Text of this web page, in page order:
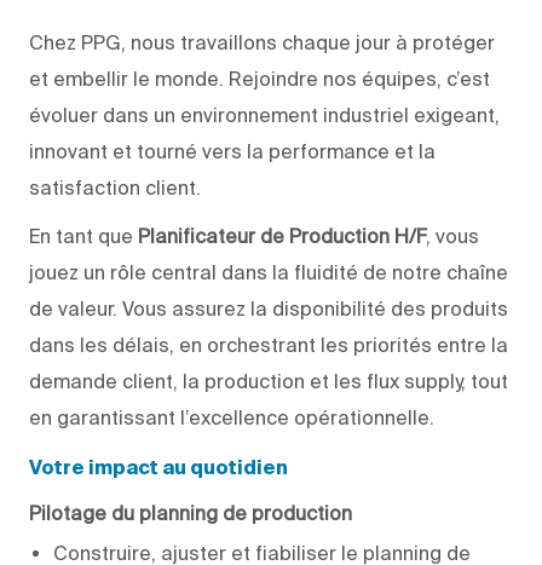
Chez PPG, nous travaillons chaque jour à protéger
et embellir le monde. Rejoindre nos équipes, c’est
évoluer dans un environnement industriel exigeant,
innovant et tourné vers la performance et la
satisfaction client.
En tant que Planificateur de Production H/F, vous
jouez un rôle central dans la fluidité de notre chaîne
de valeur. Vous assurez la disponibilité des produits
dans les délais, en orchestrant les priorités entre la
demande client, la production et les flux supply, tout
en garantissant l’excellence opérationnelle.
Votre impact au quotidien
Pilotage du planning de production
Construire, ajuster et fiabiliser le planning de